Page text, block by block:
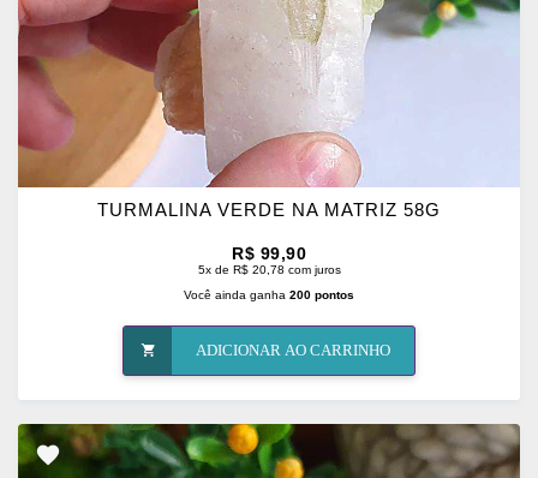
TURMALINA VERDE NA MATRIZ 58G
R$ 99,90
5x de R$ 20,78 com juros
Você ainda ganha 200 pontos
ADICIONAR AO CARRINHO
ADICIONAR